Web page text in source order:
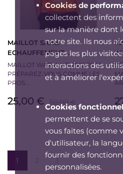
Cookies de
collectent des
sur la manière dont
notre site. Ils nous
pages les plus
interactions des
et à améliorer
Cookies
permettent de se
vous faites (comme
d'utilisateur, la
fournir des
personnalisées.
MAILLOT SAHB
ECHAUFFEMENT...
MAILLOT WARM-UP 2025/2026
PRÉPAREZ-VOUS COMME LES
PROS...
Prix
25,00 €
Prix
de
base
50,00 €
1 3